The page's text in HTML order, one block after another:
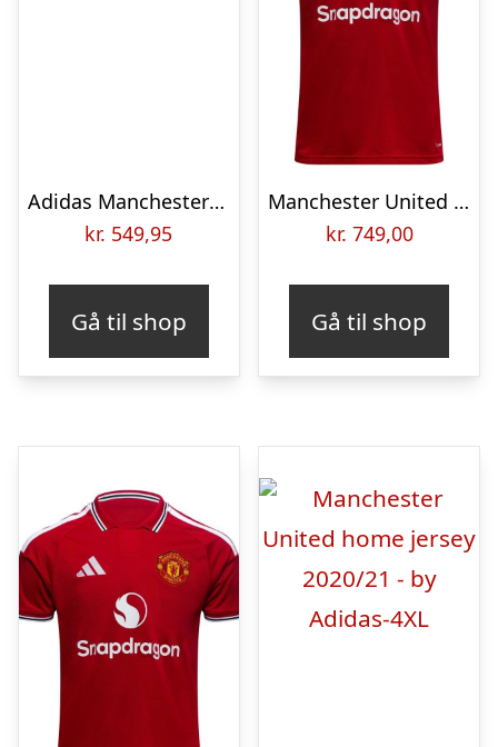
Adidas Manchester United 3 Trøje 24/25 Unisex 128 Hvid
kr. 549,95
Gå til shop
Manchester United Hjemmebanetrøje 2026/27 Champions League – adidas, størrelse X-Small
kr. 749,00
Gå til shop